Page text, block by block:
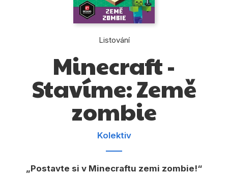
Beletrie pro dospělé
Dárkové publikace
Dárkové zboží
Jazyky
Listování
Minecraft -
Stavíme: Země
zombie
Kolektiv
Postavte si v Minecraftu zemi zombie!